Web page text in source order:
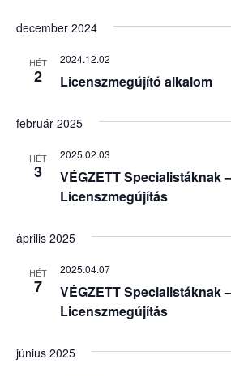
december 2024
HÉT
2 Licenszmegújító alkalom
2024.12.02
február 2025
HÉT
3
VÉGZETT Specialistáknak
Licenszmegújítás
2025.02.03
április 2025
HÉT
7
VÉGZETT Specialistáknak
Licenszmegújítás
2025.04.07
június 2025